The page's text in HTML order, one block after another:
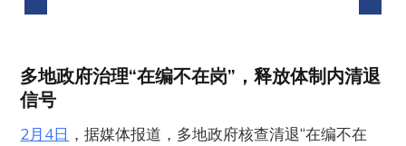
多地政府治理“在编不在岗”，释放体制内清退
信号
2月4日 ，据媒体报道，多地政府核查清退“在编不在